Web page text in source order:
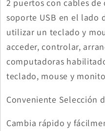
2 puertos con cables
soporte USB en el lado
utilizar un teclado y
acceder, controlar,
computadoras
teclado, mouse y
Conveniente Selección
Cambia rápido y